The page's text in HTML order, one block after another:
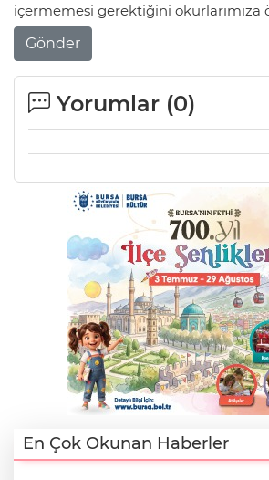
içermemesi gerektiğini okurlarımıza
Gönder
Yorumlar (0)
En Çok Okunan Haberler